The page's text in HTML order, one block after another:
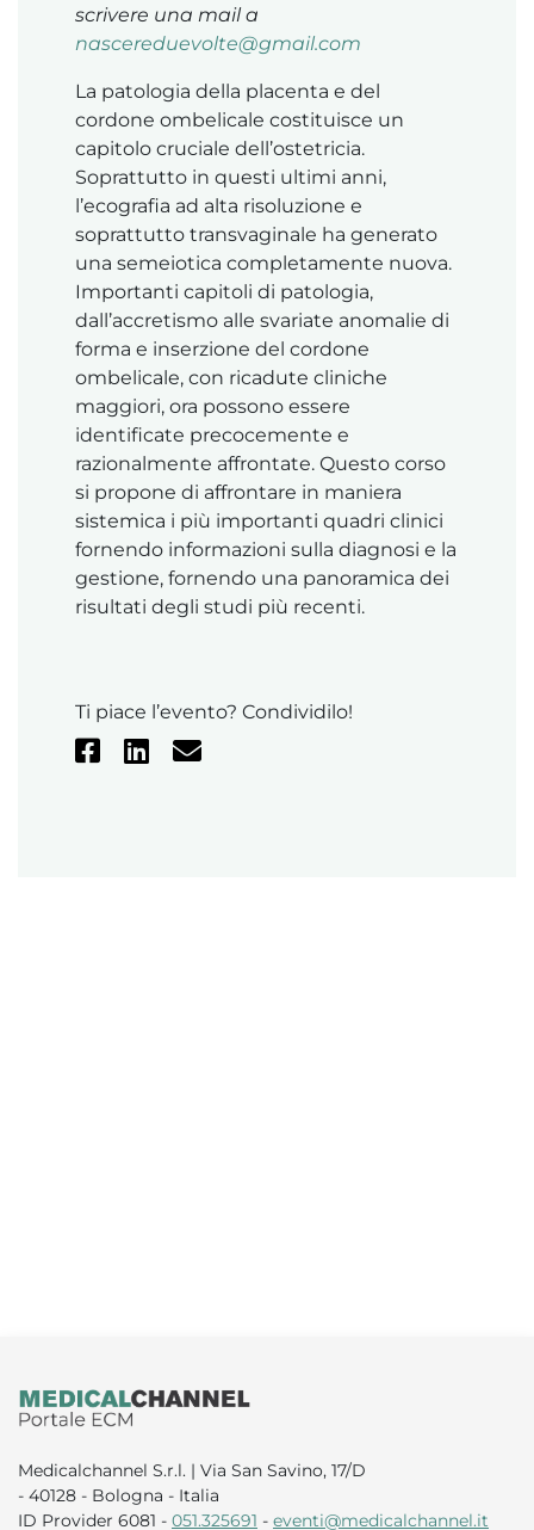
scrivere una mail a
nascereduevolte@gmail.com
La patologia della placenta e del
cordone ombelicale costituisce un
capitolo cruciale dell’ostetricia.
Soprattutto in questi ultimi anni,
l’ecografia ad alta risoluzione e
soprattutto transvaginale ha generato
una semeiotica completamente nuova.
Importanti capitoli di patologia,
dall’accretismo alle svariate anomalie di
forma e inserzione del cordone
ombelicale, con ricadute cliniche
maggiori, ora possono essere
identificate precocemente e
razionalmente affrontate. Questo corso
si propone di affrontare in maniera
sistemica i più importanti quadri clinici
fornendo informazioni sulla diagnosi e la
gestione, fornendo una panoramica dei
risultati degli studi più recenti.
Ti piace l’evento? Condividilo!
Medicalchannel S.r.l. | Via San Savino, 17/D
- 40128 - Bologna - Italia
ID Provider 6081 - 051.325691 - eventi@medicalchannel.it